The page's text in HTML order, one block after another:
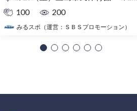
100
200
みるスポ（運営：ＳＢＳプロモーション）